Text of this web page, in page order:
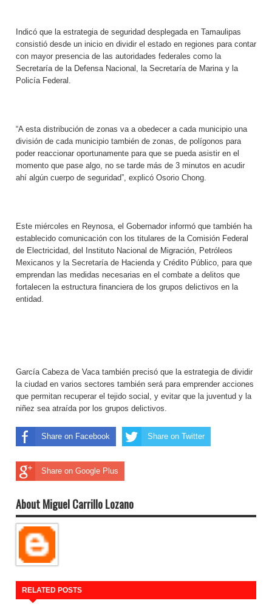
Indicó que la estrategia de seguridad desplegada en Tamaulipas
consistió desde un inicio en dividir el estado en regiones para contar
con mayor presencia de las autoridades federales como la
Secretaría de la Defensa Nacional, la Secretaría de Marina y la
Policía Federal.
“A esta distribución de zonas va a obedecer a cada municipio una
división de cada municipio también de zonas, de polígonos para
poder reaccionar oportunamente para que se pueda asistir en el
momento que pase algo, no se tarde más de 3 minutos en acudir
ahí algún cuerpo de seguridad”, explicó Osorio Chong.
Este miércoles en Reynosa, el Gobernador informó que también ha
establecido comunicación con los titulares de la Comisión Federal
de Electricidad, del Instituto Nacional de Migración, Petróleos
Mexicanos y la Secretaría de Hacienda y Crédito Público, para que
emprendan las medidas necesarias en el combate a delitos que
fortalecen la estructura financiera de los grupos delictivos en la
entidad.
García Cabeza de Vaca también precisó que la estrategia de dividir
la ciudad en varios sectores también será para emprender acciones
que permitan recuperar el tejido social, y evitar que la juventud y la
niñez sea atraída por los grupos delictivos.
Share on Facebook Share on Twitter
Share on Google Plus
About Miguel Carrillo Lozano
RELATED POSTS